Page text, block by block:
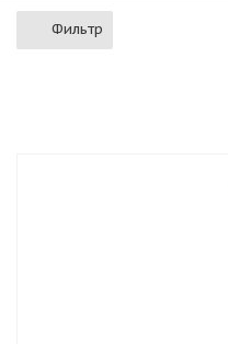
Фильтр